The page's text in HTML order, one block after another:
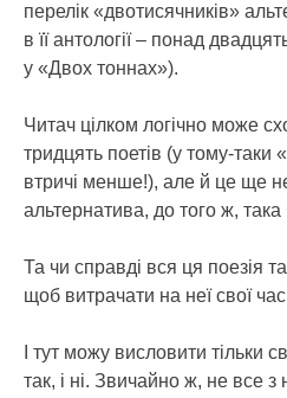
перелік «двотисячників»
в її антології – понад
у «Двох тоннах»).
Читач цілком логічно може
тридцять поетів (у тому-таки
втричі менше!), але й це ще
альтернатива, до того ж,
Та чи справді вся ця поезія
щоб витрачати на неї свої
І тут можу висловити тільки
так, і ні. Звичайно ж, не все з